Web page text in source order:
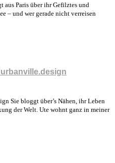
aus Paris über ihr Gefilztes und
– und wer gerade nicht verreisen
Sie bloggt über’s Nähen, ihr Leben
der Welt. Ute wohnt ganz in meiner